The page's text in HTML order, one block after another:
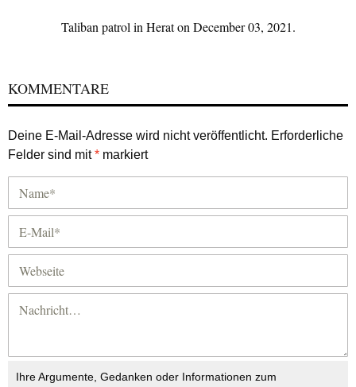
Taliban patrol in Herat on December 03, 2021.
KOMMENTARE
Deine E-Mail-Adresse wird nicht veröffentlicht. Erforderliche
Felder sind mit* markiert
Ihre Argumente, Gedanken oder Informationen zum